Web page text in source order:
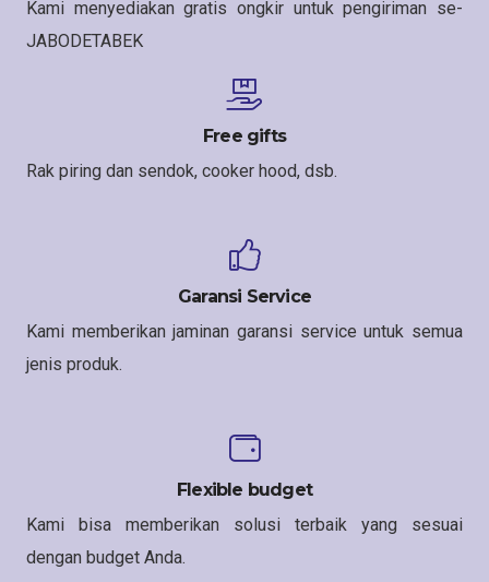
Kami menyediakan gratis ongkir untuk pengiriman se-
JABODETABEK
Free gifts
Rak piring dan sendok, cooker hood, dsb.
Garansi Service
Kami memberikan jaminan garansi service untuk semua
jenis produk.
Flexible budget
Kami bisa memberikan solusi terbaik yang sesuai
dengan budget Anda.